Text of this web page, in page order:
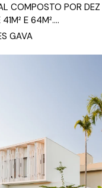
COMPOSTO POR
E 64M²....
GAVA